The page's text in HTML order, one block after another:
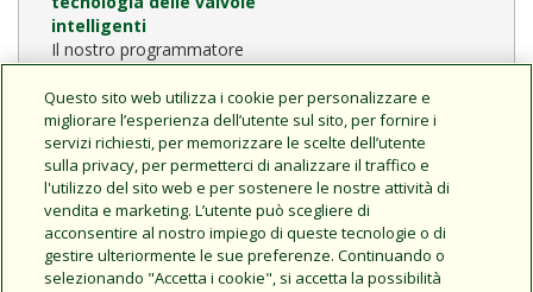
intelligenti
Il nostro programmatore
più avanzato offre
un’installazione rapida e
sicura, un servizio di
diagnostica ineguagliabile
e una versione aggiornata
dell’interfaccia di
programmazione preferita
nel settore
Questo sito web utilizza i cookie per personalizzare e
migliorare l’esperienza dell’utente sul sito, per fornire i
servizi richiesti, per memorizzare le scelte dell’utente
sulla privacy, per permetterci di analizzare il traffico e
l'utilizzo del sito web e per sostenere le nostre attività di
vendita e marketing. L’utente può scegliere di
acconsentire al nostro impiego di queste tecnologie o di
gestire ulteriormente le sue preferenze. Continuando o
selezionando "Accetta i cookie", si accetta la possibilità